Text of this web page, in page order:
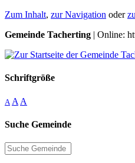
Zum Inhalt, zur Navigation oder
Gemeinde Tacherting | Online:
Schriftgröße
A A A
Suche Gemeinde